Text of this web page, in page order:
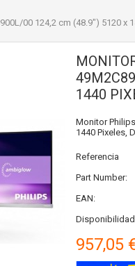
00 124,2 cm (48.9") 5120 x
1440
Monitor
1440 Pixeles,
Referencia
Part Number:
EAN:
957,05